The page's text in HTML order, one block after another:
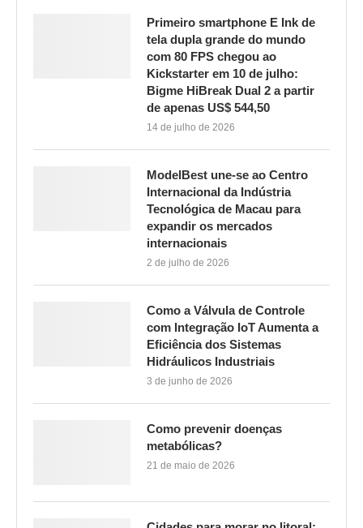
Primeiro smartphone E Ink de
tela dupla grande do mundo
com 80 FPS chegou ao
Kickstarter em 10 de julho:
Bigme HiBreak Dual 2 a partir
de apenas US$ 544,50
14 de julho de 2026
ModelBest une-se ao Centro
Internacional da Indústria
Tecnológica de Macau para
expandir os mercados
internacionais
2 de julho de 2026
Como a Válvula de Controle
com Integração IoT Aumenta a
Eficiência dos Sistemas
Hidráulicos Industriais
3 de junho de 2026
Como prevenir doenças
metabólicas?
21 de maio de 2026